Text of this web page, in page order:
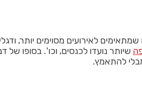
שמתאימים לאירועים מסוימים יותר,
שיותר נועדו לכנסים, וכו'. בסופו
להתאמץ.